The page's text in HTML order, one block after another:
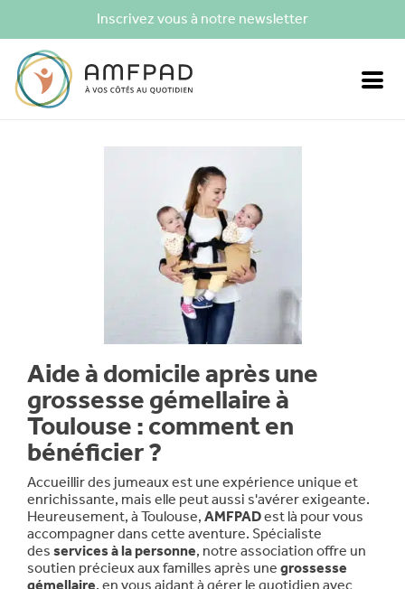
Inscrivez vous à notre newsletter
Aide à domicile après une
grossesse gémellaire à
Toulouse : comment en
bénéficier ?
Accueillir des jumeaux est une expérience unique et
enrichissante, mais elle peut aussi s'avérer exigeante.
Heureusement, à Toulouse,AMFPADest là pour vous
accompagner dans cette aventure. Spécialiste
desservices à la personne, notre association offre un
soutien précieux aux familles après unegrossesse